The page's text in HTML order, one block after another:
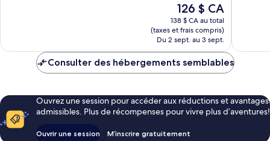
Le
prix
est
de
126 $ CA
126 $ CA
138 $ CA au total
(taxes et frais compris)
Du 2 sept. au 3 sept.
Consulter des hébergements semblables
Ouvrez une session pour accéder aux réductions et avantages
admissibles. Plus de récompenses pour vivre plus d’aventures!
Ouvrir une session M’inscrire gratuitement